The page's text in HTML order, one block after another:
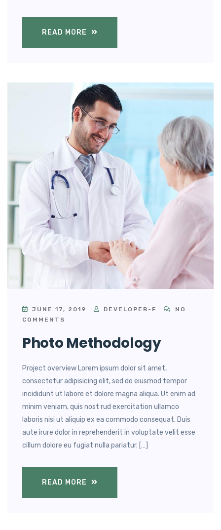
READ MORE
JUNE 17, 2019 DEVELOPER-F
NO
COMMENTS
Photo Methodology
Project overview Lorem ipsum dolor sit amet,
consectetur adipisicing elit, sed do eiusmod tempor
incididunt ut labore et dolore magna aliqua. Ut enim ad
minim veniam, quis nost rud exercitation ullamco
laboris nisi ut aliquip ex ea commodo consequat. Duis
aute irure dolor in reprehenderit in voluptate velit esse
cillum dolore eu fugiat nulla pariatur. […]
READ MORE